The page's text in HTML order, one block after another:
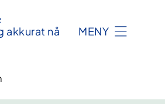
akkurat nå MENY